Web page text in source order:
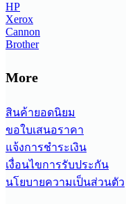
HP
Xerox
Cannon
Brother
More
สินค้ายอดนิยม
ขอใบเสนอราคา
แจ้งการชำระเงิน
เงื่อนไขการรับประกัน
นโยบายความเป็นส่วนตัว